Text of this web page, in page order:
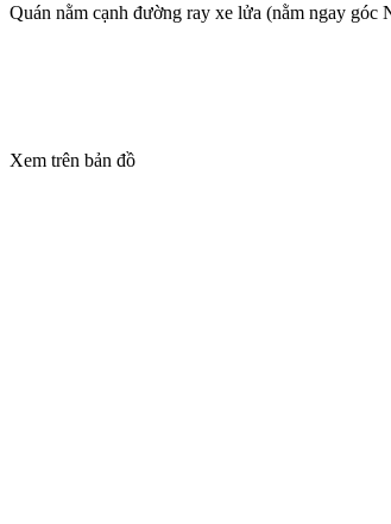
Quán nằm cạnh đường ray xe lửa (nằm ngay
Xem trên bản đồ